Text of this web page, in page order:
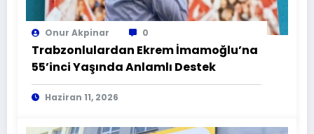
Onur Akpinar 0
Trabzonlulardan Ekrem İmamoğlu’na
55’inci Yaşında Anlamlı Destek
Haziran 11, 2026